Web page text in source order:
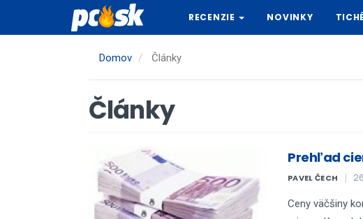
hlavný
RECENZIE NOVINKY
Domov Články
Články
Prehľad
PAVEL ČECH
Ceny väčšiny